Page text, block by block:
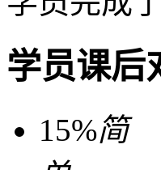
学员课后
15%简